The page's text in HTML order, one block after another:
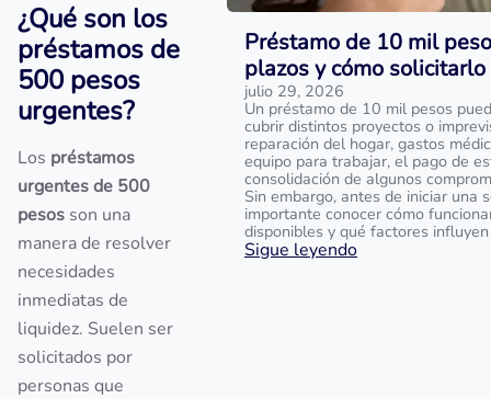
¿Qué son los
préstamos de
500 pesos
urgentes?
Los préstamos
urgentes de 500
pesos son una
manera de resolver
necesidades
inmediatas de
liquidez. Suelen ser
solicitados por
personas que
Préstamo de 10 mil
plazos y cómo solicitarlo
julio 29, 2026
Un préstamo de 10 mil pesos
cubrir distintos proyectos o
reparación del hogar, gastos
equipo para trabajar, el pago de
consolidación de algunos
Sin embargo, antes de iniciar una
importante conocer cómo
disponibles y qué factores
Sigue leyendo